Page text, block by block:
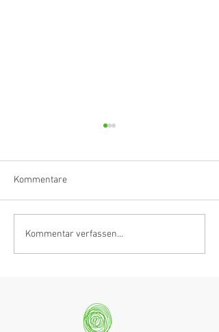
Klarinettistin, Tonmeisterin,
Grenzgängerin
Kommentare
Kommentar verfassen...